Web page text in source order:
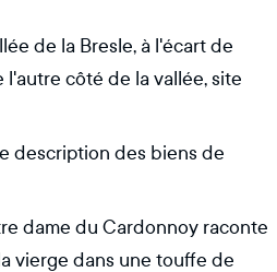
de la Bresle, à l'écart de
l'autre côté de la vallée, site
description des biens de
dame du Cardonnoy raconte
vierge dans une touffe de